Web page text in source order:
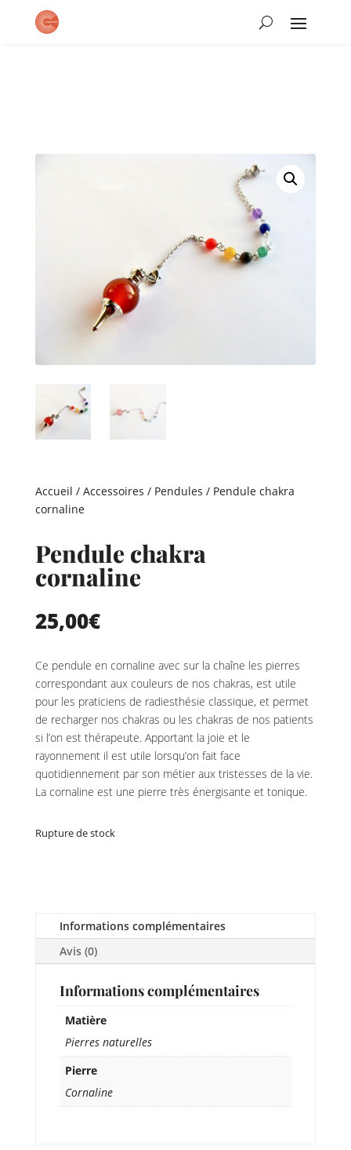
Accueil / Accessoires / Pendules / Pendule chakra
cornaline
Pendule chakra
cornaline
25,00€
Ce pendule en cornaline avec sur la chaîne les pierres
correspondant aux couleurs de nos chakras, est utile
pour les praticiens de radiesthésie classique, et permet
de recharger nos chakras ou les chakras de nos patients
si l’on est thérapeute. Apportant la joie et le
rayonnement il est utile lorsqu’on fait face
quotidiennement par son métier aux tristesses de la vie.
La cornaline est une pierre très énergisante et tonique.
Rupture de stock
Informations complémentaires
Avis (0)
Informations complémentaires
Matière
Pierres naturelles
Pierre
Cornaline